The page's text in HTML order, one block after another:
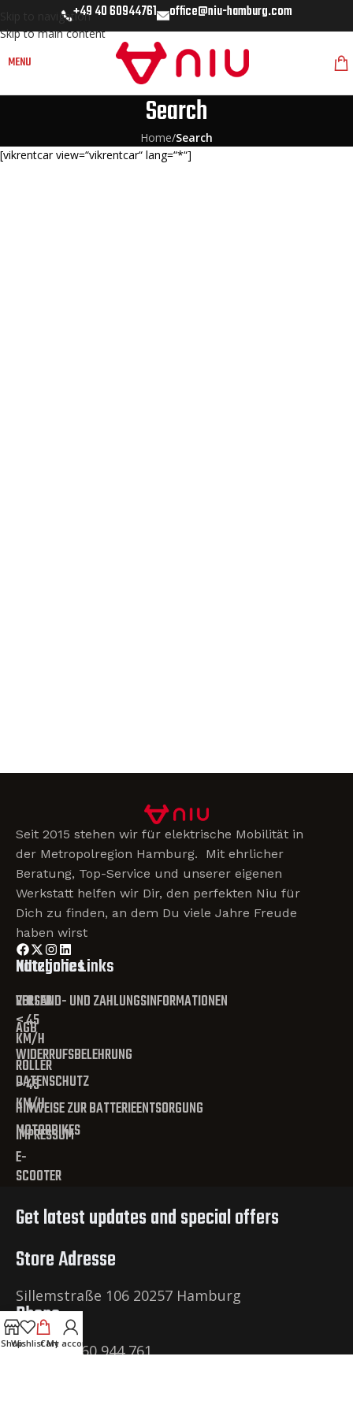
Skip to navigation
Skip to main content
+49 40 60944761 office@niu-hamburg.com
MENU
Search
Home/Search
[vikrentcar view=“vikrentcar“ lang=“*“]
Seit 2015 stehen wir für elektrische Mobilität in
der Metropolregion Hamburg. Mit ehrlicher
Beratung, Top-Service und unserer eigenen
Werkstatt helfen wir Dir, den perfekten Niu für
Dich zu finden, an dem Du viele Jahre Freude
haben wirst
Kategories
ROLLER
< 45
KM/H
ROLLER
> 45
KM/H
MOTORBIKES
E-
SCOOTER
Nützliche Links
VERSAND- UND ZAHLUNGSINFORMATIONEN
AGB
WIDERRUFSBELEHRUNG
DATENSCHUTZ
HINWEISE ZUR BATTERIEENTSORGUNG
IMPRESSUM
Get latest updates and special offers
Store Adresse
Sillemstraße 106 20257 Hamburg
Phone
+49 40 60 944 761
ShopWishlistCart
My account